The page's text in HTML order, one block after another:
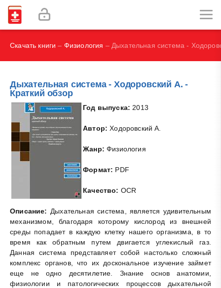
Наглядная иммунология - Бурместер Г.-Р., Пецутто А.
Labex Digital
Скачать книги – Физиология – Дыхательная система -
Дыхательная система - Ходоровский А. -
Краткий обзор
Год выпуска: 2013
Автор: Ходоровский А.
Жанр: Физиология
Формат: PDF
Качество: OCR
Описание: Дыхательная система, является удивительным
механизмом, благодаря которому кислород из внешней
среды попадает в каждую клетку нашего организма, в то
время как обратным путем двигается углекислый газ.
Данная система представляет собой настолько сложный
комплекс органов, что их доскональное изучение займет
еще не одно десятилетие. Знание основ анатомии,
физиологии и патологических процессов дыхательной